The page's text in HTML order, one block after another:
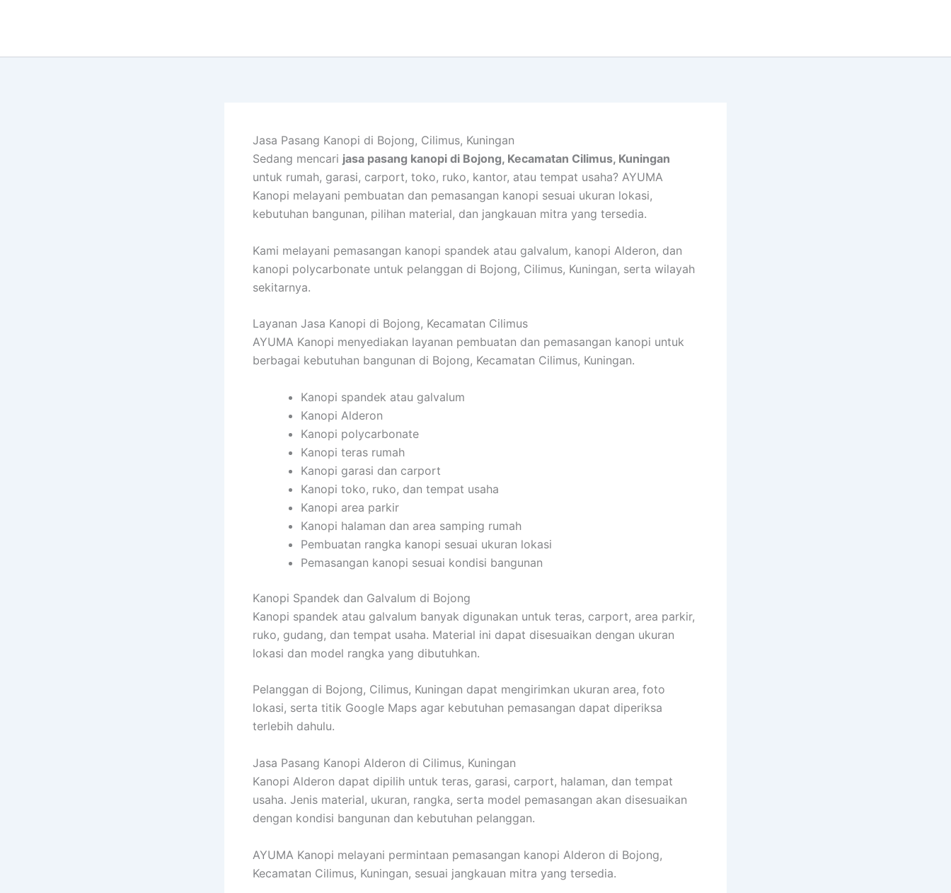
Jasa Pasang Kanopi di Bojong, Cilimus, Kuningan
Sedang mencari jasa pasang kanopi di Bojong, Kecamatan Cilimus, Kuningan
untuk rumah, garasi, carport, toko, ruko, kantor, atau tempat usaha? AYUMA
Kanopi melayani pembuatan dan pemasangan kanopi sesuai ukuran lokasi,
kebutuhan bangunan, pilihan material, dan jangkauan mitra yang tersedia.
Kami melayani pemasangan kanopi spandek atau galvalum, kanopi Alderon, dan
kanopi polycarbonate untuk pelanggan di Bojong, Cilimus, Kuningan, serta wilayah
sekitarnya.
Layanan Jasa Kanopi di Bojong, Kecamatan Cilimus
AYUMA Kanopi menyediakan layanan pembuatan dan pemasangan kanopi untuk
berbagai kebutuhan bangunan di Bojong, Kecamatan Cilimus, Kuningan.
Kanopi spandek atau galvalum
Kanopi Alderon
Kanopi polycarbonate
Kanopi teras rumah
Kanopi garasi dan carport
Kanopi toko, ruko, dan tempat usaha
Kanopi area parkir
Kanopi halaman dan area samping rumah
Pembuatan rangka kanopi sesuai ukuran lokasi
Pemasangan kanopi sesuai kondisi bangunan
Kanopi Spandek dan Galvalum di Bojong
Kanopi spandek atau galvalum banyak digunakan untuk teras, carport, area parkir,
ruko, gudang, dan tempat usaha. Material ini dapat disesuaikan dengan ukuran
lokasi dan model rangka yang dibutuhkan.
Pelanggan di Bojong, Cilimus, Kuningan dapat mengirimkan ukuran area, foto
lokasi, serta titik Google Maps agar kebutuhan pemasangan dapat diperiksa
terlebih dahulu.
Jasa Pasang Kanopi Alderon di Cilimus, Kuningan
Kanopi Alderon dapat dipilih untuk teras, garasi, carport, halaman, dan tempat
usaha. Jenis material, ukuran, rangka, serta model pemasangan akan disesuaikan
dengan kondisi bangunan dan kebutuhan pelanggan.
AYUMA Kanopi melayani permintaan pemasangan kanopi Alderon di Bojong,
Kecamatan Cilimus, Kuningan, sesuai jangkauan mitra yang tersedia.